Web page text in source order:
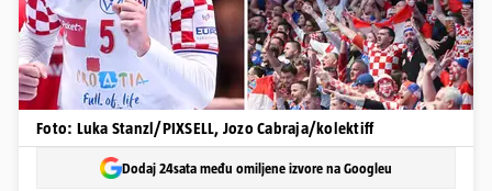
Foto: Luka Stanzl/PIXSELL, Jozo Cabraja/kolektiff
Dodaj 24sata među omiljene izvore na Googleu